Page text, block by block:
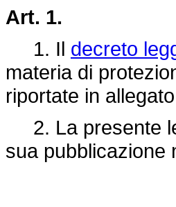
Art. 1.
1. Il decreto
materia di
riportate in
2. La presente
sua pubblicazione